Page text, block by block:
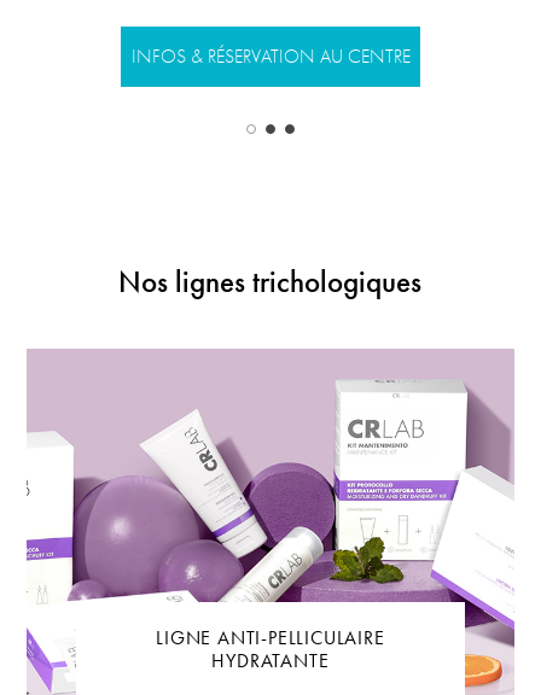
INFOS & RÉSERVATION AU CENTRE
Nos lignes trichologiques
LIGNE ANTI-PELLICULAIRE
HYDRATANTE